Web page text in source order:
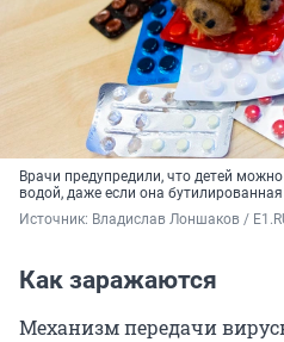
Врачи предупредили, что детей
водой, даже если она бутилированная
Источник: Владислав Лоншаков /
Как заражаются
Механизм передачи